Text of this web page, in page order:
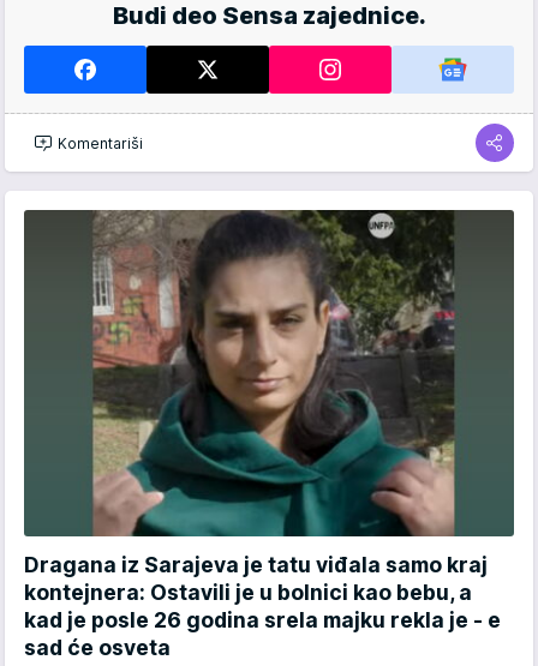
Budi deo Sensa zajednice.
Komentariši
Dragana iz Sarajeva je tatu viđala samo kraj
kontejnera: Ostavili je u bolnici kao bebu, a
kad je posle 26 godina srela majku rekla je - e
sad će osveta